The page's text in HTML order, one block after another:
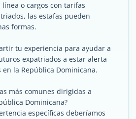
o cargos con tarifas
las estafas pueden
formas.
tu experiencia para ayudar a
expatriados a estar alerta
la República Dominicana.
más comunes dirigidas a
Dominicana?
específicas deberíamos